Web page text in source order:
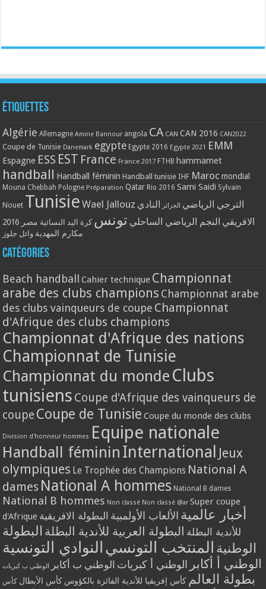
Étiquettes
Algérie Allemagne Amine Bannour angola CA CAN CAN 2016 CAN2022
Coupe de Tunisie Danemark egypte Egypte 2016 Egypte 2021 EMM
Espagne ESS EST France France 2017 FTHB hammamet
handball Handball féminin Handball tunisie IHF Maroc mondial
Mouna Chebbah Pologne Préparation Qatar Rio 2016 Sami Saidi Sylvain
Nouet Tunisie Wael Jallouz الترجي الرياضي الجزائر
النادي
الافريقي النجم الرياضي الساحلي تونس كرة اليد النسائية مصر 2016
مكارم المهدية وائل جلوز
Catégories
Beach handball Cahier technique Championnat
arabe des clubs champions Championnat arabe
des clubs vainqueurs de coupe Championnat
d'Afrique des clubs champions
Championnat d'Afrique des nations
Championnat de Tunisie
Championnat du monde Clubs
tunisiens Coupe d'Afrique des vainqueurs de
coupe Coupe de Tunisie Coupe du monde des clubs
Division d'honneur hommes Equipe nationale
Handball féminin International
Jeux
olympiques Le Trophée des Champions National A
dames National A hommes National B dames
National B hommes Non classé Non classé @ar Super coupe
d'Afrique
أخبار عالمية الألعاب الأولمبية البطولة الافريقية
للأندية البطلة البطولة العربية للأندية البطلة البطولة
الوطنية المنتخب التونسي النوادي التونسية
الوطني أ أكابر الوطني أ كبريات الوطني ب أكابر الوطني ب كبريات
بطولة العالم كأس إفريقيا للأندية الفائزة بالكؤوس كأس الأبطال كأس